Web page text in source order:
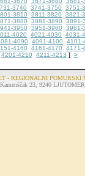
3740 3741-3750
3751-
3810 3811-3820
3821-
3880 3881-3890
3891-
3950 3951-3960
3961-
4020 4021-4030
4031-
4090 4091-4100
4101-
4160 4161-4170
4171-
4201-4210 4211-4213 ] >
- REGIONALNI POMURSKI
23, 9240